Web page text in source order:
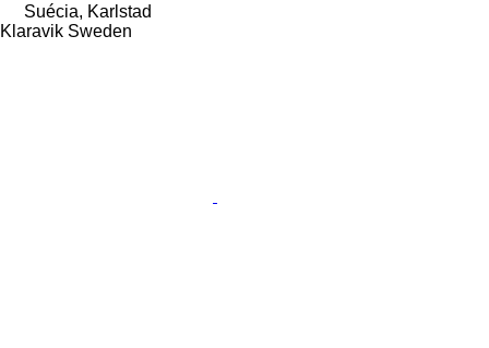
Suécia, Karlstad
Klaravik Sweden